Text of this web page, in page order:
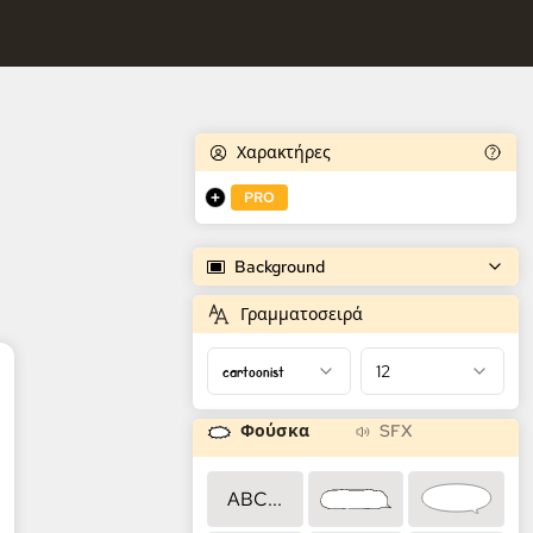
Χαρακτήρες
PRO
Background
Γραμματοσειρά
cartoonist 12
Φούσκα SFX
ABC...